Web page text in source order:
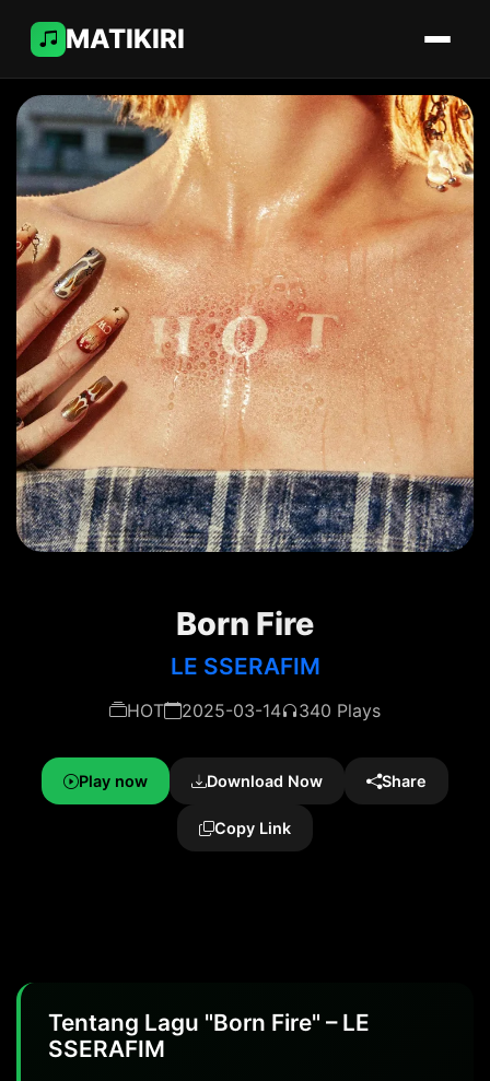
MATIKIRI
Born Fire
LE SSERAFIM
HOT 2025-03-14 340 Plays
Play now Download Now Share
Copy Link
Tentang Lagu "Born Fire" – LE
SSERAFIM